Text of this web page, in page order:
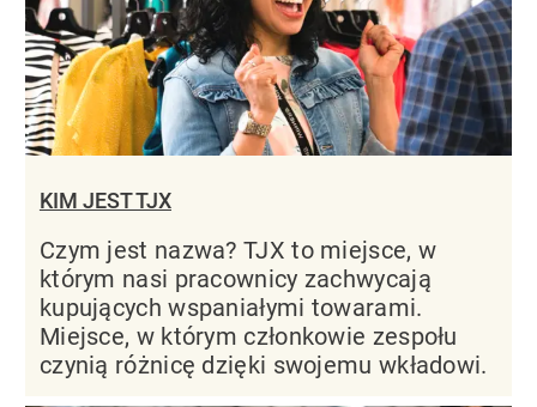
KIM JEST TJX
Czym jest nazwa? TJX to miejsce, w
którym nasi pracownicy zachwycają
kupujących wspaniałymi towarami.
Miejsce, w którym członkowie zespołu
czynią różnicę dzięki swojemu wkładowi.